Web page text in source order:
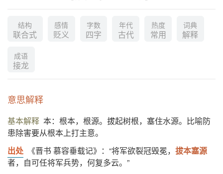
结构
联合式
感情
贬义
字数
四字
年代
古代
热度
常用
词典
解释
成语
接龙
意思解释
基本解释 本：根本，根源。拔起树根，塞住水源。比喻防
患除害要从根本上打主意。
出处
《晋书 慕容垂载记》：“将军欲裂冠毁冕， 拔本塞源
者，自可任将军兵势，何复多云。”